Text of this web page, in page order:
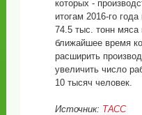
которых -
итогам 2016-го
74.5 тыс. тонн мяса
ближайшее время
расширить
увеличить число
10 тысяч человек.
Источник: ТАСС